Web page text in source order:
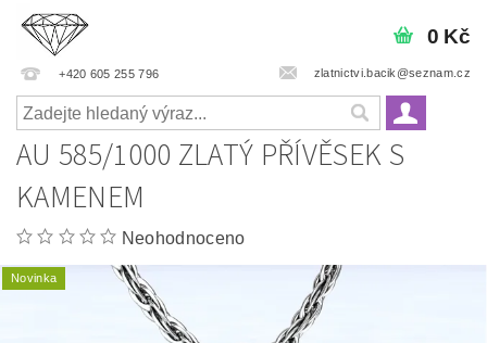
+420 605 255 796 zlatnictvi.bacik@seznam.cz
0 Kč
AU 585/1000 ZLATÝ PŘÍVĚSEK S
KAMENEM
Neohodnoceno
Novinka